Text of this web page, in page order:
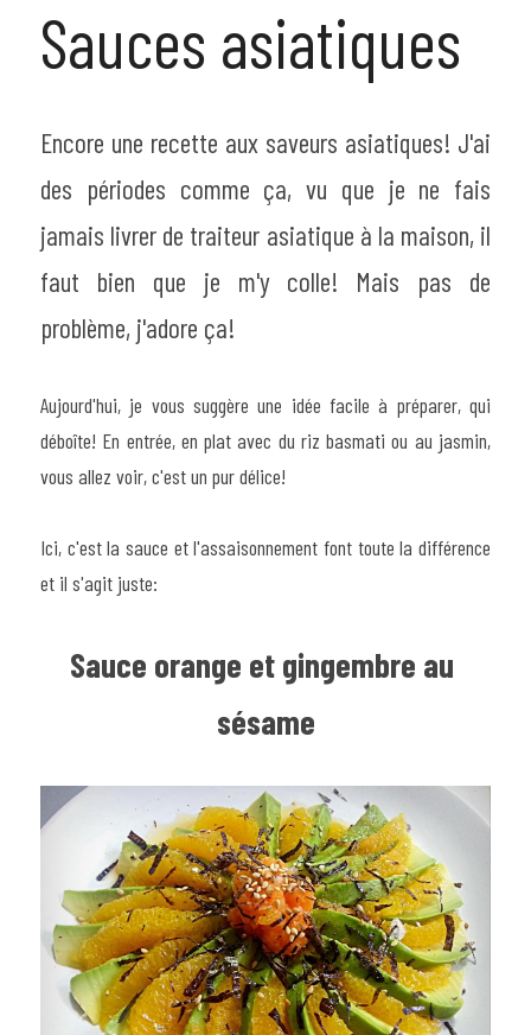
Sauces asiatiques
Encore une recette aux saveurs asiatiques! J'ai
des périodes comme ça, vu que je ne fais
jamais livrer de traiteur asiatique à la maison, il
faut bien que je m'y colle! Mais pas de
problème, j'adore ça!
Aujourd'hui, je vous suggère une idée facile à préparer, qui
déboîte! En entrée, en plat avec du riz basmati ou au jasmin,
vous allez voir, c'est un pur délice!
Ici, c'est la sauce et l'assaisonnement font toute la différence
et il s'agit juste:
Sauce orange et gingembre au
sésame